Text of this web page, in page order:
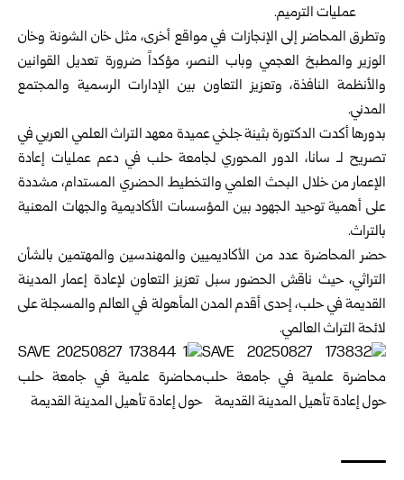
عمليات الترميم.
وتطرق المحاضر إلى الإنجازات في مواقع أخرى، مثل خان الشونة وخان
الوزير والمطبخ العجمي وباب النصر، مؤكداً ضرورة تعديل القوانين
والأنظمة النافذة، وتعزيز التعاون بين الإدارات الرسمية والمجتمع
المدني.
بدورها أكدت الدكتورة بثينة جلخي عميدة معهد التراث العلمي العربي في
تصريح لـ سانا، الدور المحوري لجامعة حلب في دعم عمليات إعادة
الإعمار من خلال البحث العلمي والتخطيط الحضري المستدام، مشددة
على أهمية توحيد الجهود بين المؤسسات الأكاديمية والجهات المعنية
بالتراث.
حضر المحاضرة عدد من الأكاديميين والمهندسين والمهتمين بالشأن
التراثي، حيث ناقش الحضور سبل تعزيز التعاون لإعادة إعمار المدينة
القديمة في حلب، إحدى أقدم المدن المأهولة في العالم والمسجلة على
لائحة التراث العالمي.